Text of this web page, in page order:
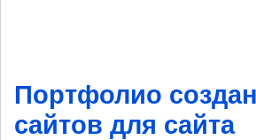
Портфолио
сайтов для сайта